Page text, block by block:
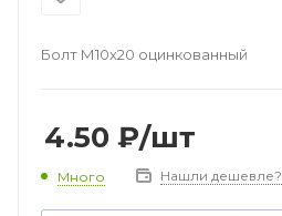
Болт М10х20 оцинкованный
4.50 ₽/шт
Много Нашли дешевле?